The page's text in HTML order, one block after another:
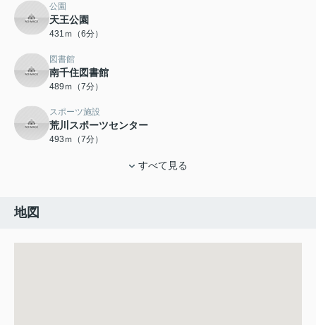
公園
天王公園
431ｍ（6分）
図書館
南千住図書館
489ｍ（7分）
スポーツ施設
荒川スポーツセンター
493ｍ（7分）
すべて見る
地図